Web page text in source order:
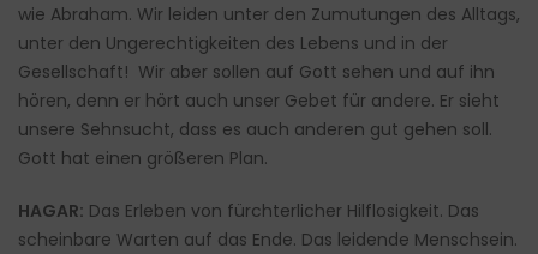
wie Abraham. Wir leiden unter den Zumutungen des Alltags,
unter den Ungerechtigkeiten des Lebens und in der
Gesellschaft! Wir aber sollen auf Gott sehen und auf ihn
hören, denn er hört auch unser Gebet für andere. Er sieht
unsere Sehnsucht, dass es auch anderen gut gehen soll.
Gott hat einen größeren Plan.
HAGAR: Das Erleben von fürchterlicher Hilflosigkeit. Das
scheinbare Warten auf das Ende. Das leidende Menschsein.